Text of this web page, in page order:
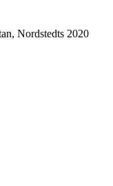
Nordstedts 2020